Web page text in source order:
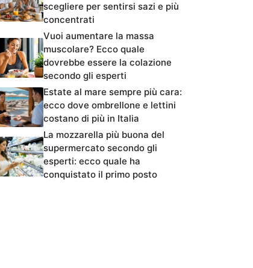
scegliere per sentirsi sazi e più
concentrati
Vuoi aumentare la massa
muscolare? Ecco quale
dovrebbe essere la colazione
secondo gli esperti
Estate al mare sempre più cara:
ecco dove ombrellone e lettini
costano di più in Italia
La mozzarella più buona del
supermercato secondo gli
esperti: ecco quale ha
conquistato il primo posto